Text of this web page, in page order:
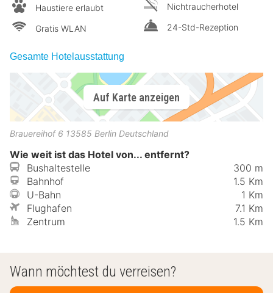
Haustiere erlaubt
Gratis WLAN
Nichtraucherhotel
24-Std-Rezeption
Gesamte Hotelausstattung
Auf Karte anzeigen
Brauereihof 6 13585 Berlin Deutschland
Wie weit ist das Hotel von... entfernt?
Bushaltestelle
300 m
Bahnhof
1.5 Km
U-Bahn
1 Km
Flughafen
7.1 Km
Zentrum
1.5 Km
Wann möchtest du verreisen?